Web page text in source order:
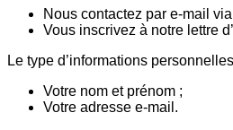
Nous contactez par e-mail
Vous inscrivez à notre lettre
Le type d’informations
Votre nom et prénom ;
Votre adresse e-mail.